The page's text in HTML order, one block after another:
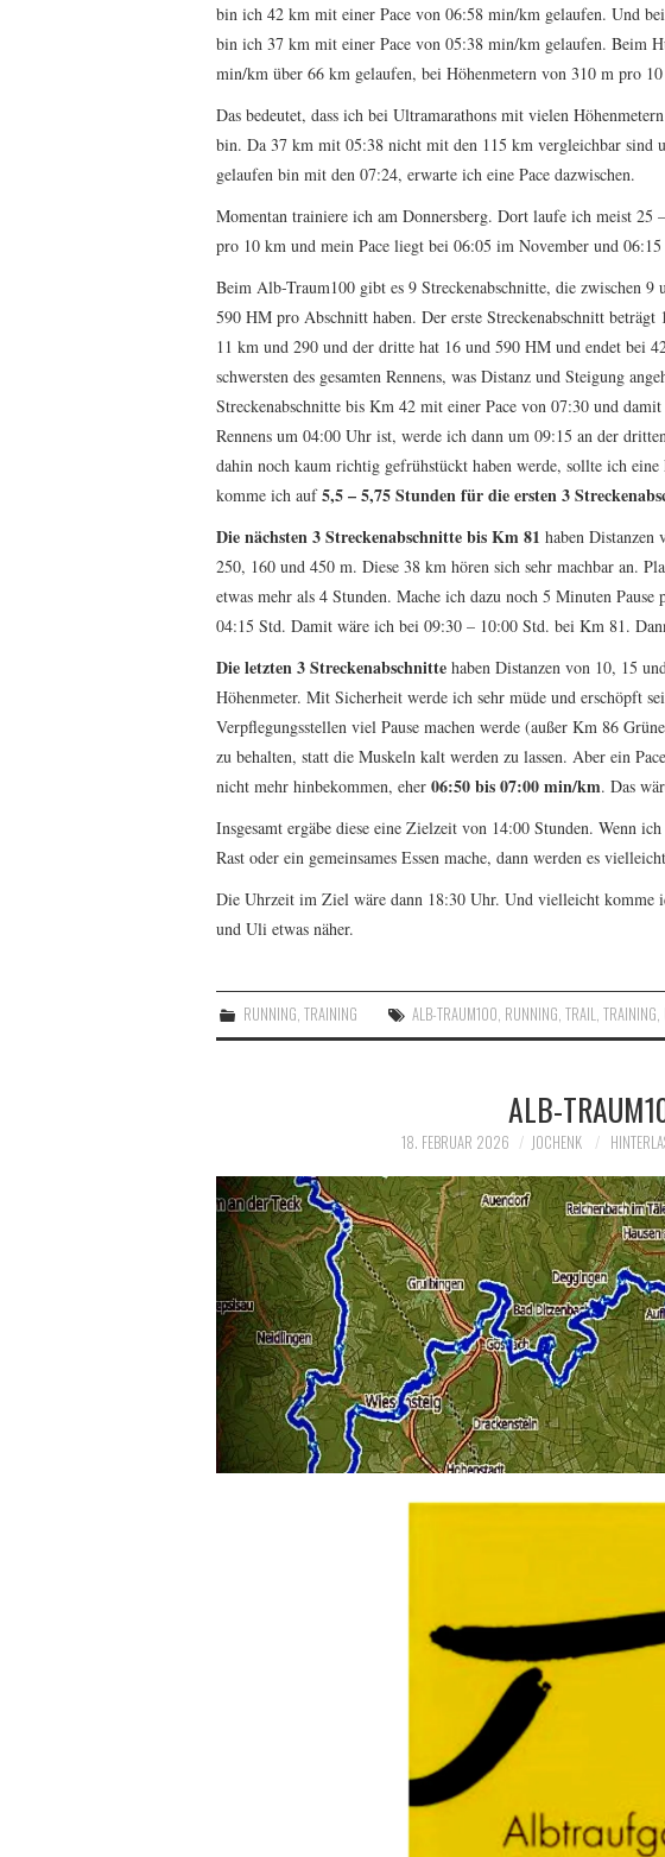
bin ich 42 km mit einer Pace von 06:58 min/km gelaufen. Und
bin ich 37 km mit einer Pace von 05:38 min/km gelaufen. Beim
min/km über 66 km gelaufen, bei Höhenmetern von 310 m pro
Das bedeutet, dass ich bei Ultramarathons mit vielen
bin. Da 37 km mit 05:38 nicht mit den 115 km vergleichbar sind
gelaufen bin mit den 07:24, erwarte ich eine Pace dazwischen.
Momentan trainiere ich am Donnersberg. Dort laufe ich meist
pro 10 km und mein Pace liegt bei 06:05 im November und 06:15
Beim Alb-Traum100 gibt es 9 Streckenabschnitte, die zwischen
590 HM pro Abschnitt haben. Der erste Streckenabschnitt
11 km und 290 und der dritte hat 16 und 590 HM und endet bei
schwersten des gesamten Rennens, was Distanz und Steigung
Streckenabschnitte bis Km 42 mit einer Pace von 07:30 und
Rennens um 04:00 Uhr ist, werde ich dann um 09:15 an der
dahin noch kaum richtig gefrühstückt haben werde, sollte ich
komme ich auf5,5 – 5,75 Stunden für die ersten 3
Die nächsten 3 Streckenabschnitte bis Km 81 haben
250, 160 und 450 m. Diese 38 km hören sich sehr machbar an.
etwas mehr als 4 Stunden. Mache ich dazu noch 5 Minuten
04:15 Std. Damit wäre ich bei 09:30 – 10:00 Std. bei Km 81.
Die letzten 3 Streckenabschnitte haben Distanzen von 10, 15
Höhenmeter. Mit Sicherheit werde ich sehr müde und erschöpft
Verpflegungsstellen viel Pause machen werde (außer Km 86
zu behalten, statt die Muskeln kalt werden zu lassen. Aber ein
nicht mehr hinbekommen, eher 06:50 bis 07:00 min/km. Das
Insgesamt ergäbe diese eine Zielzeit von 14:00 Stunden. Wenn
Rast oder ein gemeinsames Essen mache, dann werden es
Die Uhrzeit im Ziel wäre dann 18:30 Uhr. Und vielleicht komme
und Uli etwas näher.
RUNNING,TRAINING ALB-TRAUM100, RUNNING,TRAIL,TRAINING,
ALB-
18. FEBRUAR 2026 JOCHENK